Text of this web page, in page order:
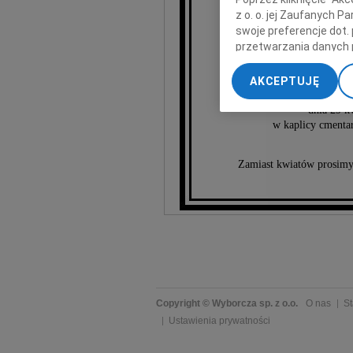
dnia 29
w kaplicy
Zamiast kwiatów
Copyright © Wyborcza sp. z o.o. O nas
Ustawienia prywatności
z o. o. jej Zaufanych
swoje preferencje dot.
przetwarzania danych
„Ustawienia
My, nasi Zaufani
dokładnych danych
Przechowywanie
AKCEPTUJĘ